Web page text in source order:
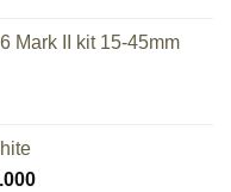
Rp11.299.000.
Mark II kit 15-45mm
Current